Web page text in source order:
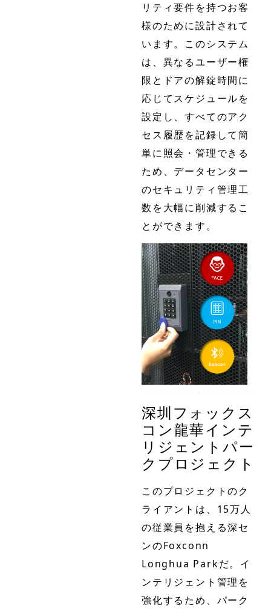
リティ要件を持つお客
様のために設計されて
います。このシステム
は、異なるユーザー権
限とドアの解錠時間に
応じてスケジュールを
設定し、すべてのアク
セス履歴を記録して簡
単に照会・管理できる
ため、データセンター
のセキュリティ管理工
数を大幅に削減するこ
とができます。
深圳フォックス
コン龍華インテ
リジェントパー
クプロジェクト
このプロジェクトのク
ライアントは、15万人
の従業員を抱える深セ
ンのFoxconn
Longhua Parkだ。イ
ンテリジェント管理を
強化するため、パーク